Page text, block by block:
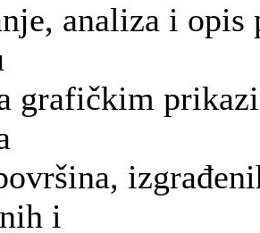
analiza i opis
grafičkim
i